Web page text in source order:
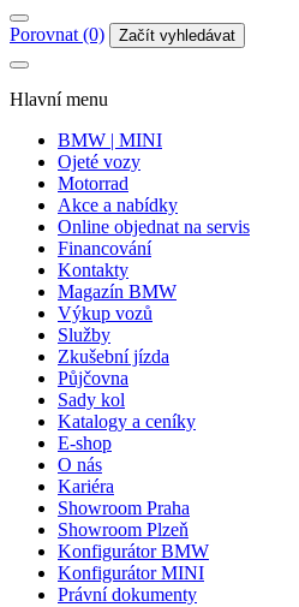
Porovnat (0) Začít vyhledávat
Hlavní menu
BMW | MINI
Ojeté vozy
Motorrad
Akce a nabídky
Online objednat na servis
Financování
Kontakty
Magazín BMW
Výkup vozů
Služby
Zkušební jízda
Půjčovna
Sady kol
Katalogy a ceníky
E-shop
O nás
Kariéra
Showroom Praha
Showroom Plzeň
Konfigurátor BMW
Konfigurátor MINI
Právní dokumenty